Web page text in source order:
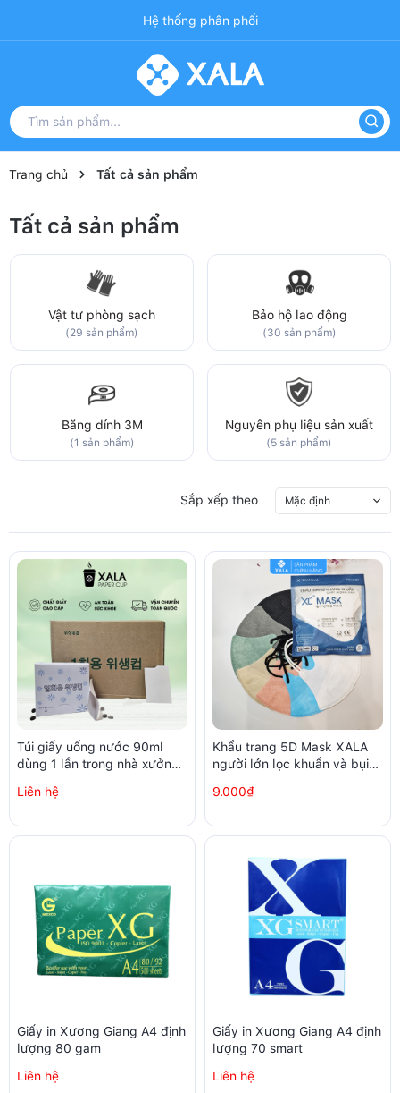
Hệ thống phân phối
Trang chủ Tất cả sản phẩm
Tất cả sản phẩm
Vật tư phòng sạch
(29 sản phẩm)
Bảo hộ lao động
(30 sản phẩm)
Băng dính 3M
(1 sản phẩm)
Nguyên phụ liệu sản xuất
(5 sản phẩm)
Sắp xếp theo Mặc định
Túi giấy uống nước 90ml
dùng 1 lần trong nhà xưởng,
hộp)
Liên hệ
Khẩu trang 5D Mask XALA
người lớn lọc khuẩn và bụi
9.000₫
Giấy in Xương Giang A4 định
lượng 80 gam
Liên hệ
Giấy in Xương Giang A4 định
lượng 70 smart
Liên hệ